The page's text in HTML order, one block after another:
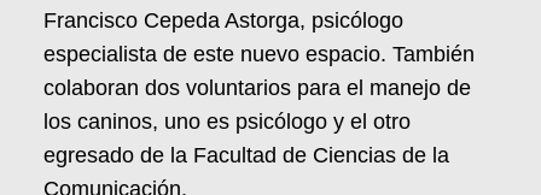
Francisco Cepeda Astorga, psicólogo
especialista de este nuevo espacio. También
colaboran dos voluntarios para el manejo de
los caninos, uno es psicólogo y el otro
egresado de la Facultad de Ciencias de la
Comunicación.